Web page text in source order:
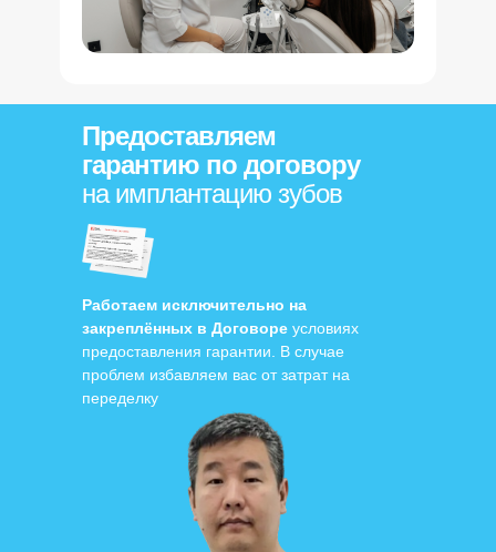
Предоставляем
гарантию по договору
на имплантацию зубов
Работаем исключительно на
закреплённых в Договоре условиях
предоставления гарантии. В случае
проблем избавляем вас от затрат на
переделку